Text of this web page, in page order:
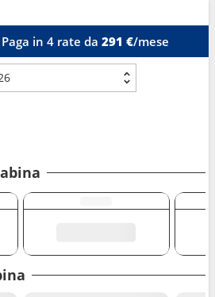
Paga in 4 rate da 291 €/mese
Compagnie